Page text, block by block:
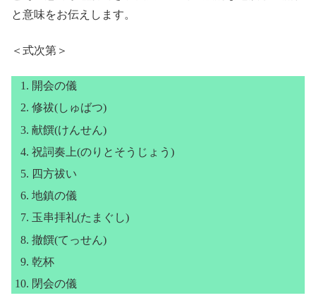
と意味をお伝えします。
＜式次第＞
開会の儀
修祓(しゅばつ)
献饌(けんせん)
祝詞奏上(のりとそうじょう)
四方祓い
地鎮の儀
玉串拝礼(たまぐし)
撤饌(てっせん)
乾杯
閉会の儀